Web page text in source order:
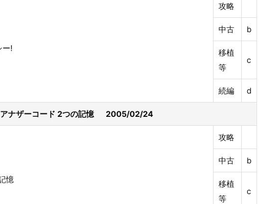
攻略
中古 b
移植
等
c
続編 d
アナザーコード 2つの記憶 2005/02/24
攻略
中古 b
移植
等
c